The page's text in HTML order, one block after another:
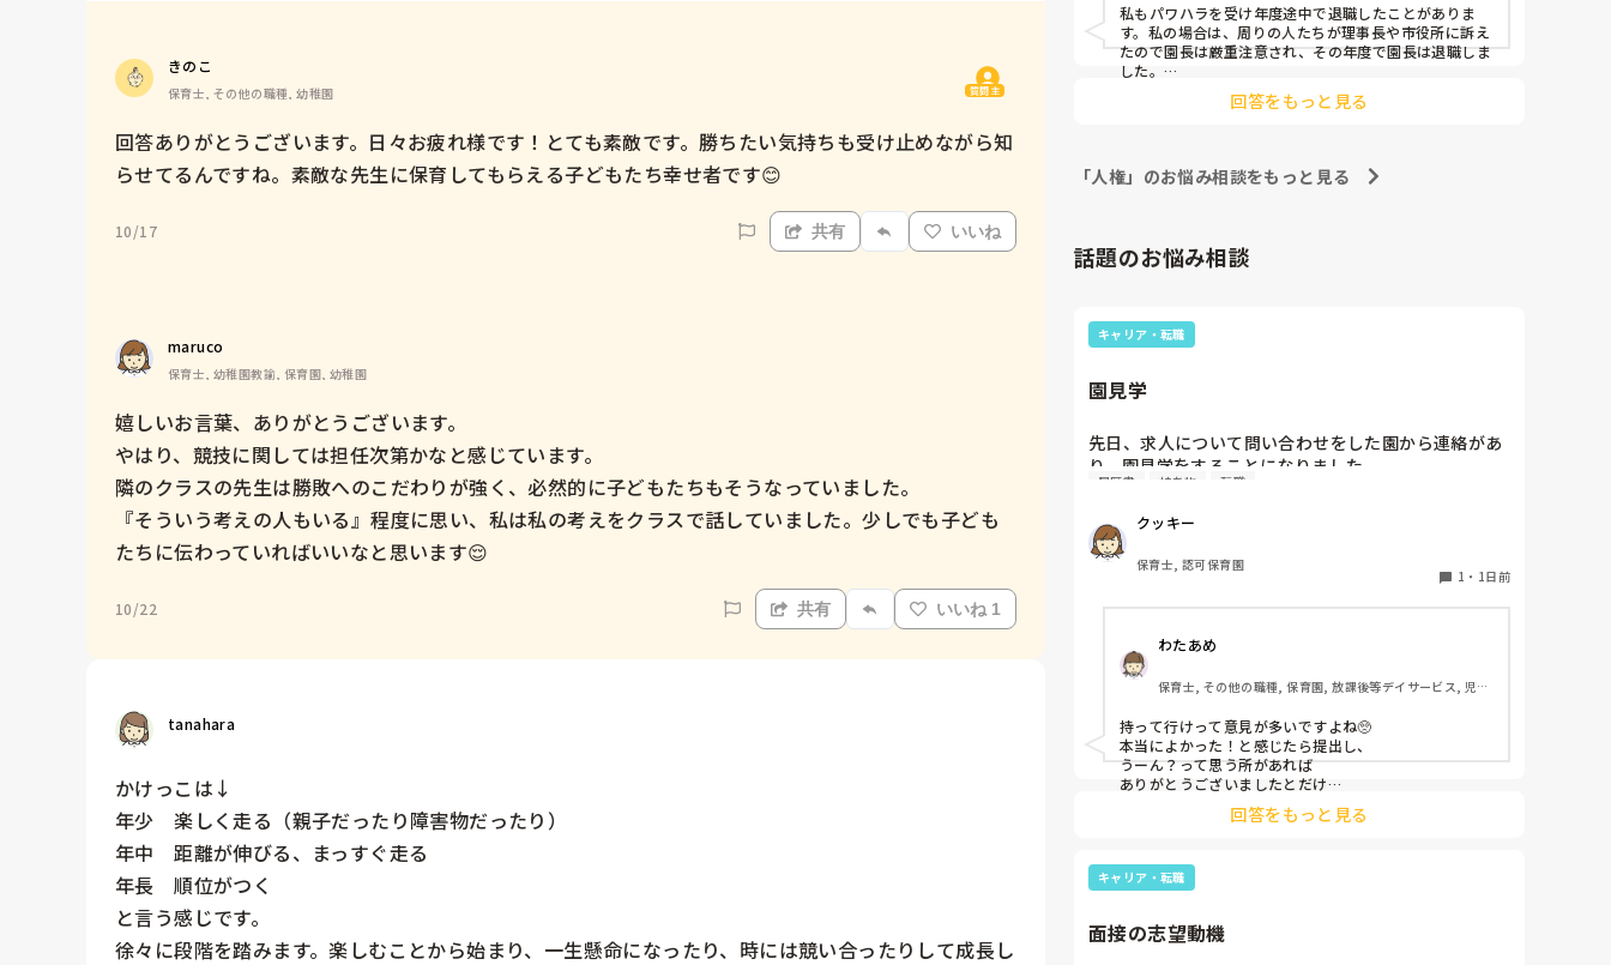
きのこ
保育士, その他の職種, 幼稚園 質問主
回答ありがとうございます。日々お疲れ様です！とても素敵です。勝ちたい気持ちも受け止めながら知
らせてるんですね。素敵な先生に保育してもらえる子どもたち幸せ者です😊
10/17 共有 いいね
maruco
保育士, 幼稚園教諭, 保育園, 幼稚園
嬉しいお言葉、ありがとうございます。
やはり、競技に関しては担任次第かなと感じています。
隣のクラスの先生は勝敗へのこだわりが強く、必然的に子どもたちもそうなっていました。
『そういう考えの人もいる』程度に思い、私は私の考えをクラスで話していました。少しでも子ども
たちに伝わっていればいいなと思います😌
10/22 共有 いいね 1
tanahara
かけっこは↓
年少　楽しく走る（親子だったり障害物だったり）
年中　距離が伸びる、まっすぐ走る
年長　順位がつく
と言う感じです。
徐々に段階を踏みます。楽しむことから始まり、一生懸命になったり、時には競い合ったりして成長し
私もパワハラを受け年度途中で退職したことがありま
す。私の場合は、周りの人たちが理事長や市役所に訴え
たので園長は厳重注意され、その年度で園長は退職しま
した。
私は、戦うよりさっさと辞めスッキリし今の園で毎日楽
しく過ごしてます^_^ 回答をもっと見る
「人権」のお悩み相談をもっと見る
話題のお悩み相談
キャリア・転職
園見学
先日、求人について問い合わせをした園から連絡があ
り、園見学をすることになりました。
私としては求人に応募したという認識ですが、『園見
物について質問しましたが、見学なので特にありませ
んとのこと
このような場合は本当に見学だけで終了なのでしょう
それとも、やはり履歴書や職務経歴書を持参した方が
良いのでしょうか？
履歴書 持ち物 転職
クッキー
保育士, 認可保育園
1 ・ 1日前
わたあめ
保育士, その他の職種, 保育園, 放課後等デイサービス, 児童
持って行けって意見が多いですよね🥺
本当によかった！と感じたら提出し、
うーん？って思う所があれば
ありがとうございましたとだけ
伝えて個人情報の履歴書は渡さず帰ります🥺！
回答をもっと見る
キャリア・転職
面接の志望動機